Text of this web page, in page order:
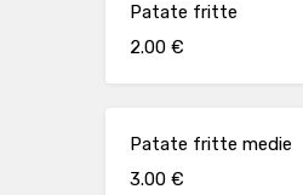
Patate fritte
2.00 €
Patate fritte medie
3.00 €